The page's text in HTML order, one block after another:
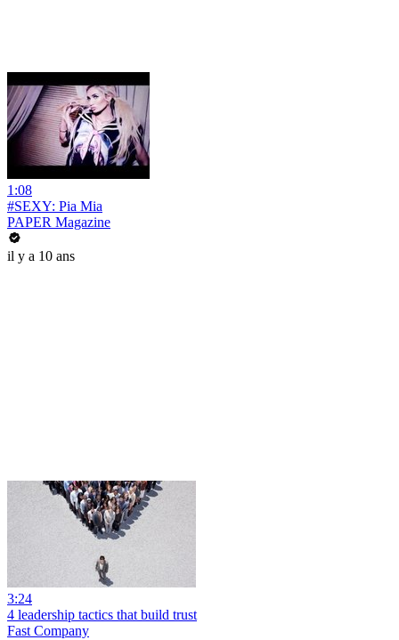
1:08
#SEXY: Pia Mia
PAPER Magazine
il y a 10 ans
3:24
4 leadership tactics that build trust
Fast Company